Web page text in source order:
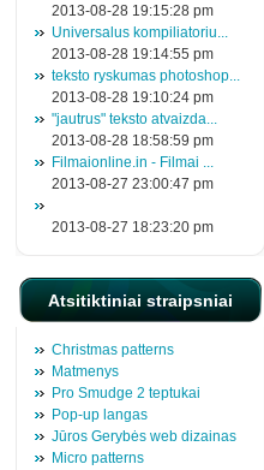
2013-08-28 19:15:28 pm
Universalus kompiliatoriu...
2013-08-28 19:14:55 pm
teksto ryskumas photoshop...
2013-08-28 19:10:24 pm
"jautrus" teksto atvaizda...
2013-08-28 18:58:59 pm
Filmaionline.in - Filmai ...
2013-08-27 23:00:47 pm
2013-08-27 18:23:20 pm
Atsitiktiniai straipsniai
Christmas patterns
Matmenys
Pro Smudge 2 teptukai
Pop-up langas
Jūros Gerybės web dizainas
Micro patterns